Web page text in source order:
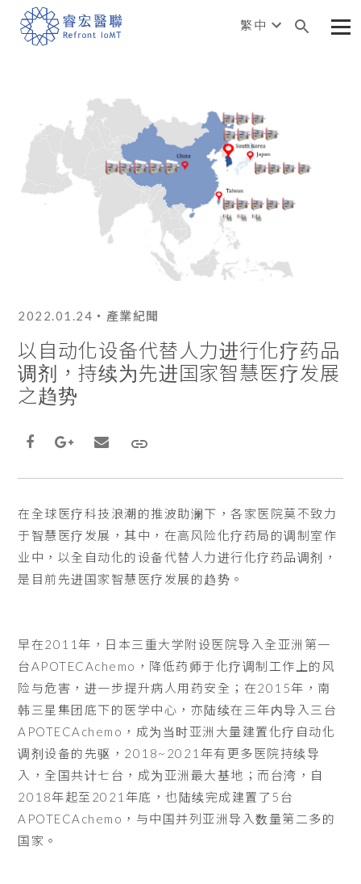
繁中
2022.01.24 ・產業紀聞
以自动化设备代替人力进行化疗药品
调剂，持续为先进国家智慧医疗发展
之趋势
在全球医疗科技浪潮的推波助澜下，各家医院莫不致力
于智慧医疗发展，其中，在高风险化疗药局的调制室作
业中，以全自动化的设备代替人力进行化疗药品调剂，
是目前先进国家智慧医疗发展的趋势。
早在2011年，日本三重大学附设医院导入全亚洲第一
台APOTECAchemo，降低药师于化疗调制工作上的风
险与危害，进一步提升病人用药安全；在2015年，南
韩三星集团底下的医学中心，亦陆续在三年内导入三台
APOTECAchemo，成为当时亚洲大量建置化疗自动化
调剂设备的先驱，2018~2021年有更多医院持续导
入，全国共计七台，成为亚洲最大基地；而台湾，自
2018年起至2021年底，也陆续完成建置了5台
APOTECAchemo，与中国并列亚洲导入数量第二多的
国家。